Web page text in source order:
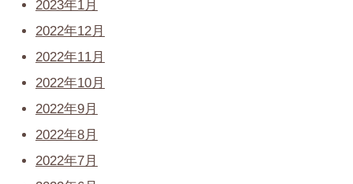
2023年1月
2022年12月
2022年11月
2022年10月
2022年9月
2022年8月
2022年7月